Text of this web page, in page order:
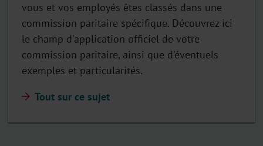
vous et vos employés êtes classés dans une
commission paritaire spécifique. Découvrez ici
le champ d'application officiel de votre
commission paritaire, ainsi que d'éventuels
exemples et particularités.
Tout sur ce sujet